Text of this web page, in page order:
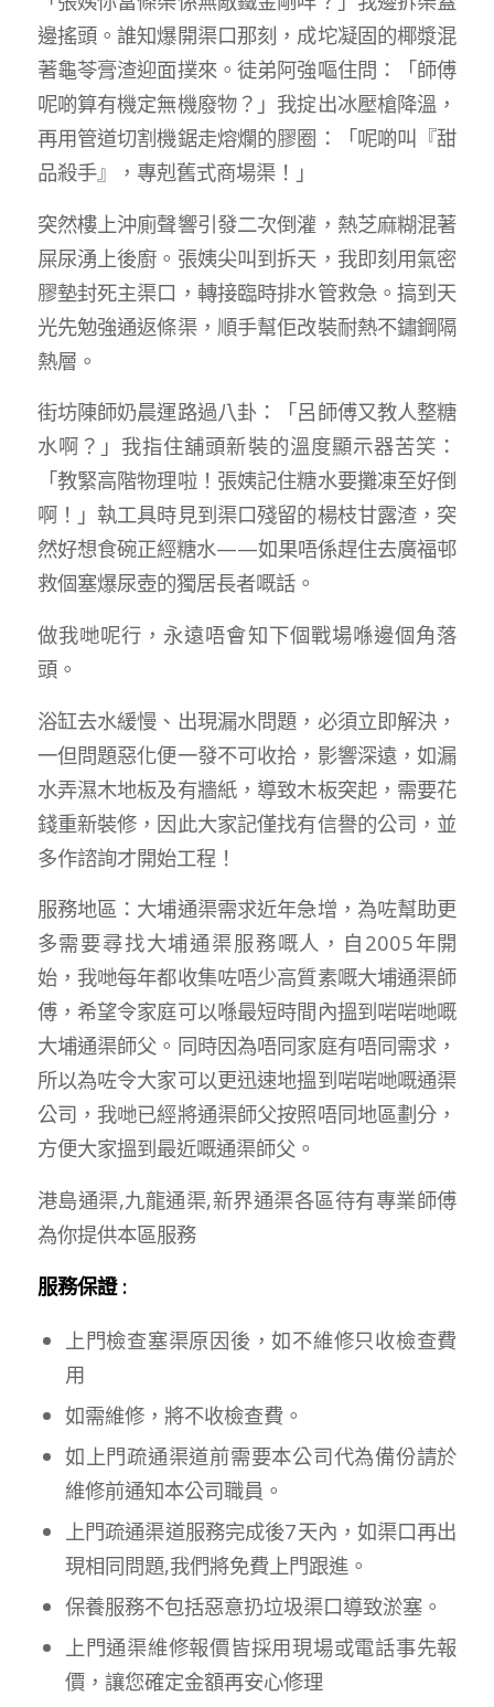
邊搖頭。誰知爆開渠口那刻，成坨凝固的椰漿混
著龜苓膏渣迎面撲來。徒弟阿強嘔住問：「師傅
呢啲算有機定無機廢物？」我掟出冰壓槍降溫，
再用管道切割機鋸走熔爛的膠圈：「呢啲叫『甜
品殺手』，專剋舊式商場渠！」
突然樓上沖廁聲響引發二次倒灌，熱芝麻糊混著
屎尿湧上後廚。張姨尖叫到拆天，我即刻用氣密
膠墊封死主渠口，轉接臨時排水管救急。搞到天
光先勉強通返條渠，順手幫佢改裝耐熱不鏽鋼隔
熱層。
街坊陳師奶晨運路過八卦：「呂師傅又教人整糖
水啊？」我指住舖頭新裝的溫度顯示器苦笑：
「教緊高階物理啦！張姨記住糖水要攤凍至好倒
啊！」執工具時見到渠口殘留的楊枝甘露渣，突
然好想食碗正經糖水——如果唔係趕住去廣福邨
救個塞爆尿壺的獨居長者嘅話。
做我哋呢行，永遠唔會知下個戰場喺邊個角落
頭。
浴缸去水緩慢、出現漏水問題，必須立即解決，
一但問題惡化便一發不可收拾，影響深遠，如漏
水弄濕木地板及有牆紙，導致木板突起，需要花
錢重新裝修，因此大家記僅找有信譽的公司，並
多作諮詢才開始工程！
服務地區：大埔通渠需求近年急增，為咗幫助更
多需要尋找大埔通渠服務嘅人，自2005年開
始，我哋每年都收集咗唔少高質素嘅大埔通渠師
傅，希望令家庭可以喺最短時間內搵到啱啱哋嘅
大埔通渠師父。同時因為唔同家庭有唔同需求，
所以為咗令大家可以更迅速地搵到啱啱哋嘅通渠
公司，我哋已經將通渠師父按照唔同地區劃分，
方便大家搵到最近嘅通渠師父。
港島通渠,九龍通渠,新界通渠各區待有專業師傅
為你提供本區服務
服務保證 :
上門檢查塞渠原因後，如不維修只收檢查費
用
如需維修，將不收檢查費。
如上門疏通渠道前需要本公司代為備份請於
維修前通知本公司職員。
上門疏通渠道服務完成後7天內，如渠口再出
現相同問題,我們將免費上門跟進。
保養服務不包括惡意扔垃圾渠口導致淤塞。
上門通渠維修報價皆採用現場或電話事先報
價，讓您確定金額再安心修理